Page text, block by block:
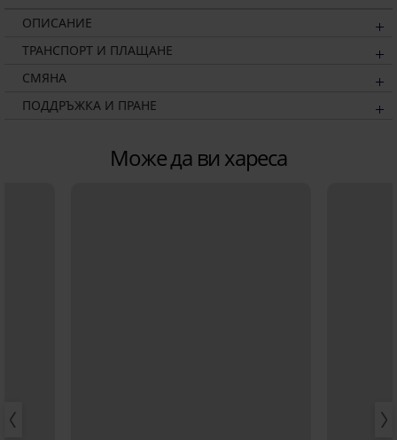
ОПИСАНИЕ
ТРАНСПОРТ И ПЛАЩАНЕ
СМЯНА
ПОДДРЪЖКА И ПРАНЕ
Може да ви хареса